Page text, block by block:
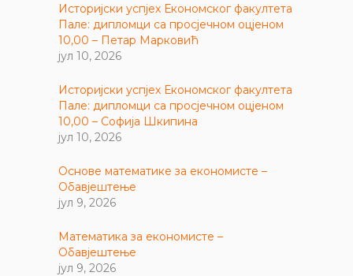
Историјски успјех Економског факултета
Пале: дипломци са просјечном оцјеном
10,00 – Петар Марковић
јул 10, 2026
Историјски успјех Економског факултета
Пале: дипломци са просјечном оцјеном
10,00 – Софија Шкипина
јул 10, 2026
Основе математике за економисте –
Обавјештење
јул 9, 2026
Математика за економисте –
Обавјештење
јул 9, 2026